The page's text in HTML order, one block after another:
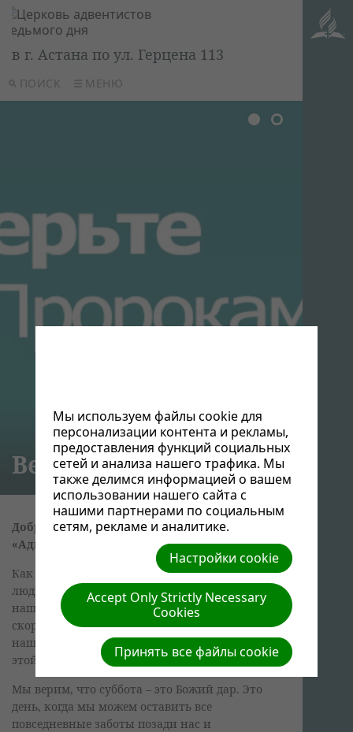
ПОИСК МЕНЮ
в г. Астана по ул. Герцена 113
Верьте Пророкам Его
Добро пожаловать на сайт церкви
«Адвентистов Седьмого Дня», г. Астана
Как христиане, мы верим, что любовь к Богу и
людям должна быть центральной темой
нашей жизни. Как Адвентисты мы верим в
скорое второе пришествие Христа, и что
нашей миссией является распространение
этой вести всему миру.
Мы верим, что суббота – это Божий дар. Это
день, когда мы можем оставить все
повседневные заботы позади нас и
Мы используем файлы cookie для
персонализации контента и рекламы,
предоставления функций социальных
сетей и анализа нашего трафика. Мы
также делимся информацией о вашем
использовании нашего сайта с
нашими партнерами по социальным
сетям, рекламе и аналитике.
Настройки cookie
Accept Only Strictly Necessary
Cookies
Принять все файлы cookie